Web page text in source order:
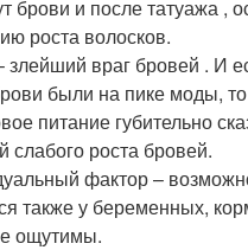
брови и после татуажа ,
роста волосков.
злейший враг бровей . И
были на пике моды,
питание губительно
слабого роста бровей.
фактор –
также у беременных,
ощутимы.